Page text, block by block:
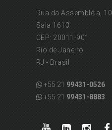
Rua da Assembléia, 10
Sala 1613
CEP: 20011-901
Rio de Janeiro
RJ - Brasil
+55 21 99431-0526
+55 21 99431-8883